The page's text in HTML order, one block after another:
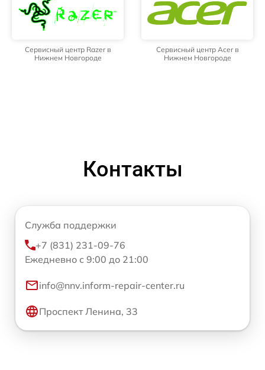
Сервисный центр Razer в
Нижнем Новгороде
Сервисный центр Acer в
Нижнем Новгороде
Контакты
Служба поддержки
+7 (831) 231-09-76
Ежедневно с 9:00 до 21:00
info@nnv.inform-repair-center.ru
Проспект Ленина, 33